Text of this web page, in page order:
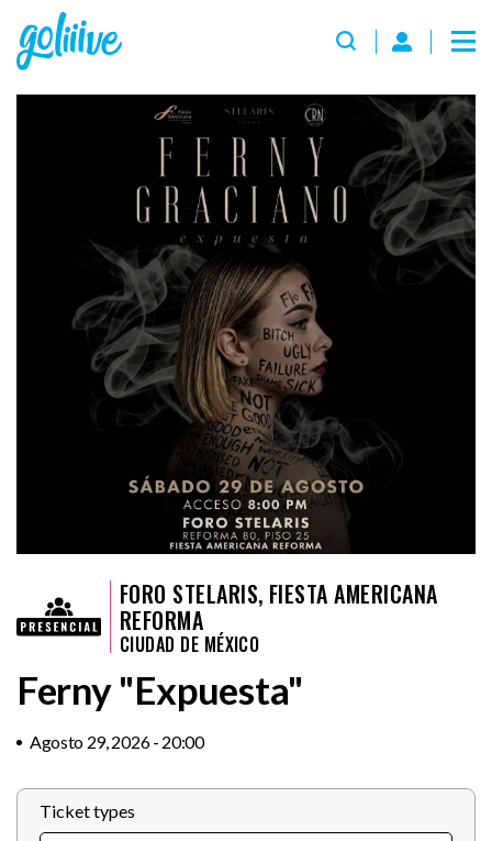
FORO STELARIS, FIESTA AMERICANA
REFORMA
CIUDAD DE MÉXICO
Ferny "Expuesta"
Agosto 29, 2026 - 20:00
Ticket types